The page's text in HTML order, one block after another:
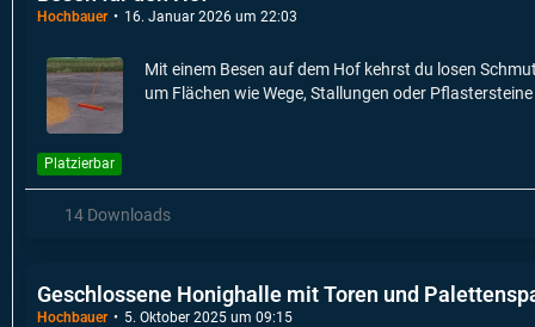
Hochbauer 16. Januar 2026 um 22:03
Mit einem Besen auf dem Hof kehrst du losen
um Flächen wie Wege, Stallungen oder
Platzierbar
14 Downloads
Geschlossene Honighalle mit Toren und
Hochbauer 5. Oktober 2025 um 09:15